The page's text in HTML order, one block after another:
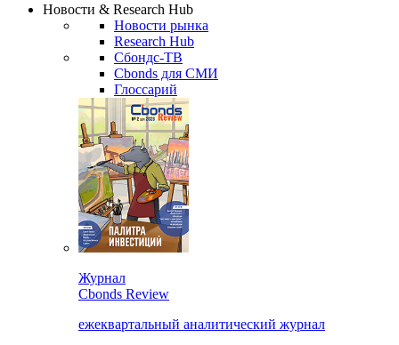
Новости & Research Hub
Новости рынка
Research Hub
Сбондс-ТВ
Cbonds для СМИ
Глоссарий
Журнал
Cbonds Review
ежеквартальный аналитический журнал